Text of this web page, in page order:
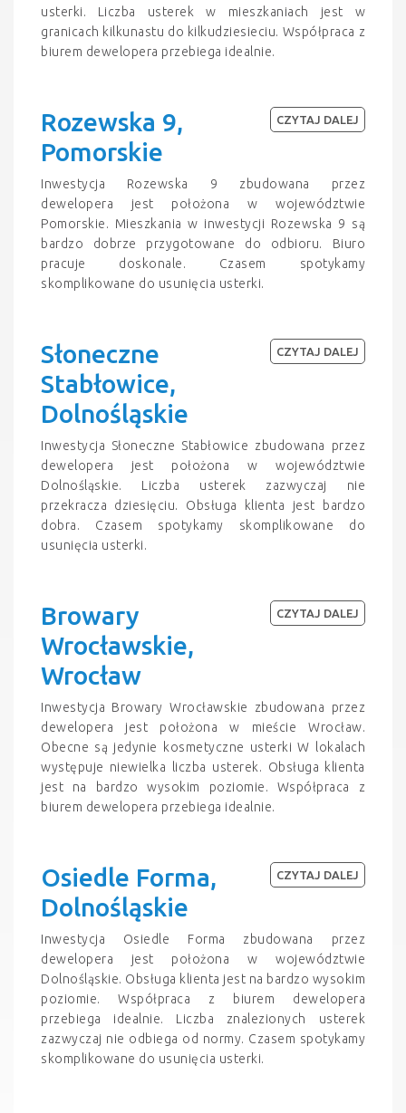
usterki. Liczba usterek w mieszkaniach jest w
granicach kilkunastu do kilkudziesieciu. Współpraca z
biurem dewelopera przebiega idealnie.
Rozewska 9,
Pomorskie
Inwestycja Rozewska 9 zbudowana przez
dewelopera jest położona w województwie
Pomorskie. Mieszkania w inwestycji Rozewska 9 są
bardzo dobrze przygotowane do odbioru. Biuro
pracuje doskonale. Czasem spotykamy
skomplikowane do usunięcia usterki.
CZYTAJ DALEJ
Słoneczne
Stabłowice,
Dolnośląskie
Inwestycja Słoneczne Stabłowice zbudowana przez
dewelopera jest położona w województwie
Dolnośląskie. Liczba usterek zazwyczaj nie
przekracza dziesięciu. Obsługa klienta jest bardzo
dobra. Czasem spotykamy skomplikowane do
usunięcia usterki.
CZYTAJ DALEJ
Browary
Wrocławskie,
Wrocław
Inwestycja Browary Wrocławskie zbudowana przez
dewelopera jest położona w mieście Wrocław.
Obecne są jedynie kosmetyczne usterki W lokalach
występuje niewielka liczba usterek. Obsługa klienta
jest na bardzo wysokim poziomie. Współpraca z
biurem dewelopera przebiega idealnie.
CZYTAJ DALEJ
Osiedle Forma,
Dolnośląskie
Inwestycja Osiedle Forma zbudowana przez
dewelopera jest położona w województwie
Dolnośląskie. Obsługa klienta jest na bardzo wysokim
poziomie. Współpraca z biurem dewelopera
przebiega idealnie. Liczba znalezionych usterek
zazwyczaj nie odbiega od normy. Czasem spotykamy
skomplikowane do usunięcia usterki.
CZYTAJ DALEJ